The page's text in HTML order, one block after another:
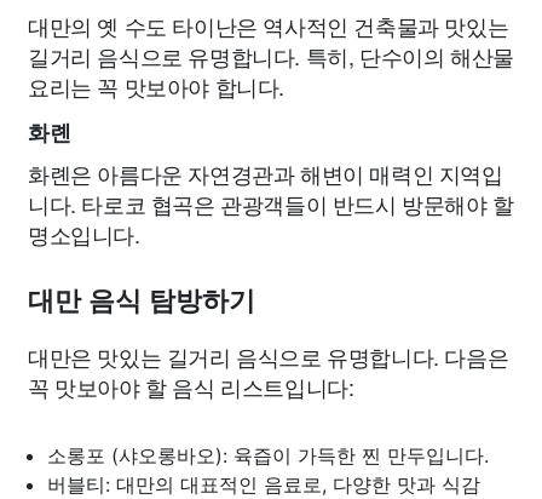
대만의 옛 수도 타이난은 역사적인 건축물과 맛있는
길거리 음식으로 유명합니다. 특히, 단수이의 해산물
요리는 꼭 맛보아야 합니다.
화롄
화롄은 아름다운 자연경관과 해변이 매력인 지역입
니다. 타로코 협곡은 관광객들이 반드시 방문해야 할
명소입니다.
대만 음식 탐방하기
대만은 맛있는 길거리 음식으로 유명합니다. 다음은
꼭 맛보아야 할 음식 리스트입니다:
소롱포 (샤오롱바오): 육즙이 가득한 찐 만두입니다.
버블티: 대만의 대표적인 음료로, 다양한 맛과 식감